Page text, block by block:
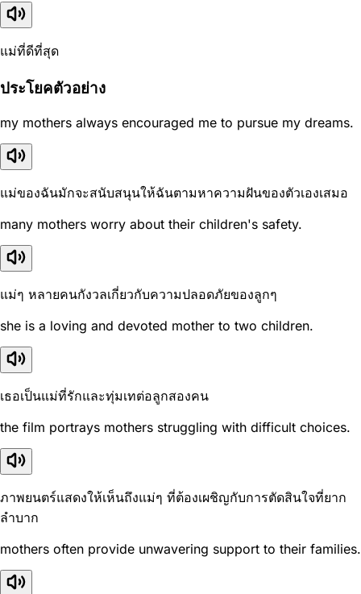
แม่ที่ดีที่สุด
ประโยคตัวอย่าง
my mothers always encouraged me to pursue my dreams.
แม่ของฉันมักจะสนับสนุนให้ฉันตามหาความฝันของตัวเองเสมอ
many mothers worry about their children's safety.
แม่ๆ หลายคนกังวลเกี่ยวกับความปลอดภัยของลูกๆ
she is a loving and devoted mother to two children.
เธอเป็นแม่ที่รักและทุ่มเทต่อลูกสองคน
the film portrays mothers struggling with difficult choices.
ภาพยนตร์แสดงให้เห็นถึงแม่ๆ ที่ต้องเผชิญกับการตัดสินใจที่ยาก
ลำบาก
mothers often provide unwavering support to their families.